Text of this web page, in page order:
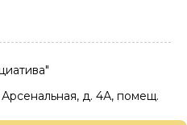
д. 4А, помещ.